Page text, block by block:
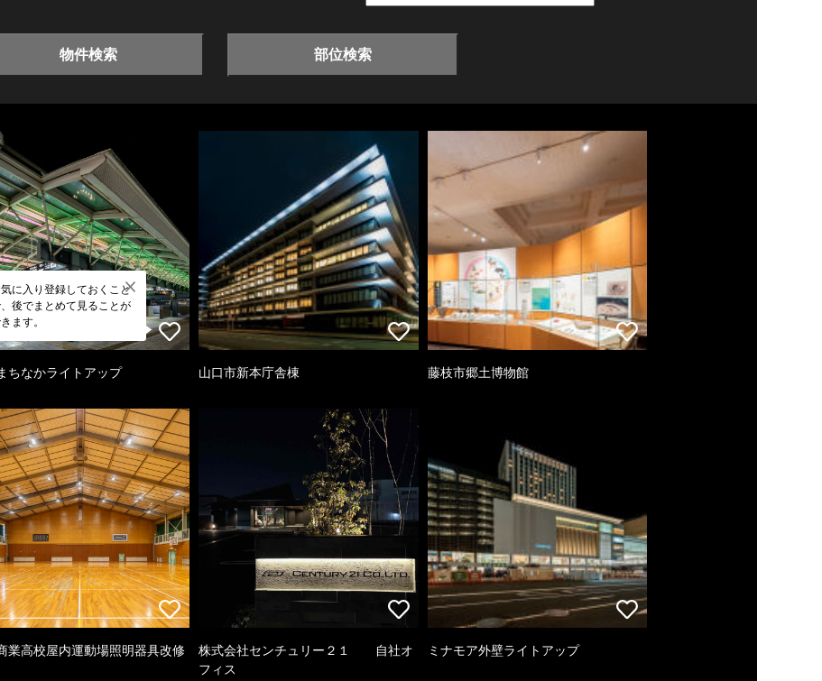
物件検索 部位検索
に入り登録しておくこと
後でまとめて見ることが
ます。
ちなかライトアップ 山口市新本庁舎棟 藤枝市郷土博物館
業高校屋内運動場照明器具改修
株式会社センチュリー２１ 自社オ
フィス
ミナモア外壁ライトアップ